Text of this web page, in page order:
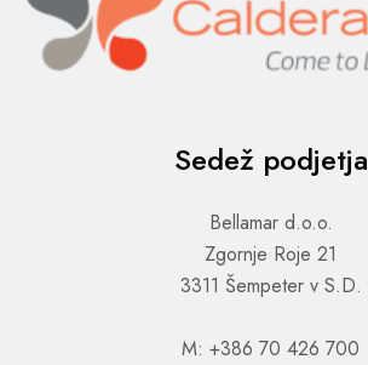
Sedež podjetja
Bellamar d.o.o.
Zgornje Roje 21
3311 Šempeter v S.D.
M: +386 70 426 700